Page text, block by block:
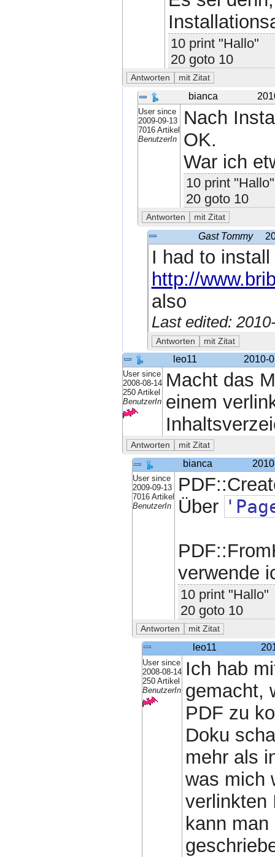
10 print "Hallo"
20 goto 10
bianca
User since
2009-09-13
7016 Artikel
BenutzerIn
Nach
OK.
War ich
10 print "Hallo"
20 goto 10
Gast Tommy
I had to install
http://
also
Last edited:
leo11 2010-
User since
2008-08-14
250 Artikel
BenutzerIn
Macht das
einem
bianca
User since
2009-09-13
7016 Artikel
BenutzerIn
Über
verwende
10 print "Hallo"
20 goto 10
leo11
User since
2008-08-14
250 Artikel
BenutzerIn
Ich hab
gemacht,
PDF zu
Doku
mehr als
was mich
verlinkten
kann